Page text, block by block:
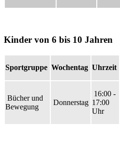
Kinder von 6 bis 10 Jahren
Sportgruppe Wochentag Uhrzeit
Bücher und
Bewegung
Donnerstag
16:00 -
17:00
Uhr